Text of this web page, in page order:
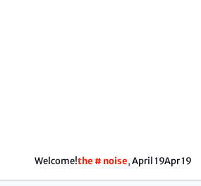
Welcome!the # noise,April 19Apr 19